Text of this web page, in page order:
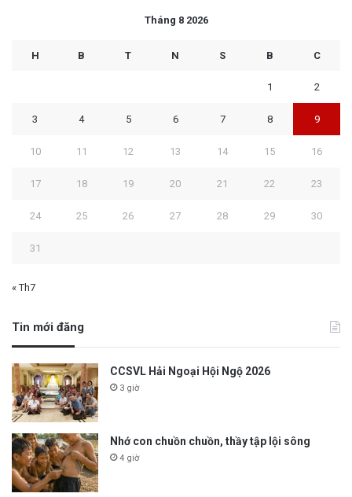
Tháng 8 2026
H B T N S B C
1 2
3 4 5 6 7 8 9
10 11 12 13 14 15 16
17 18 19 20 21 22 23
24 25 26 27 28 29 30
31
« Th7
Tin mới đăng
CCSVL Hải Ngoại Hội Ngộ 2026
3 giờ
Nhớ con chuồn chuồn, thầy tập lội sông
4 giờ